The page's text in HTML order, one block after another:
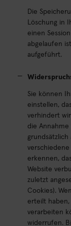
Die
Löschung in
einen
abgelaufen
aufgeführt.
Sie können
einstellen,
verhindert
die
erkennen,
Website
zuletzt
Cookies).
erteilt haben,
verarbeiten
widerrufen.